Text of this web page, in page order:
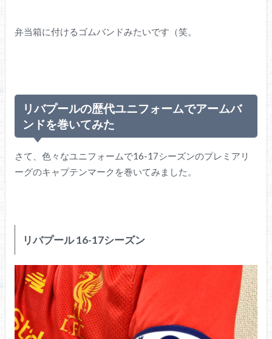
弁当箱に付けるゴムバンドみたいです（笑。
リバプールの歴代ユニフォームでアームバ
ンドを巻いてみた
さて、色々なユニフォームで16-17シーズンのプレミアリ
ーグのキャプテンマークを巻いてみました。
リバプール 16-17シーズン